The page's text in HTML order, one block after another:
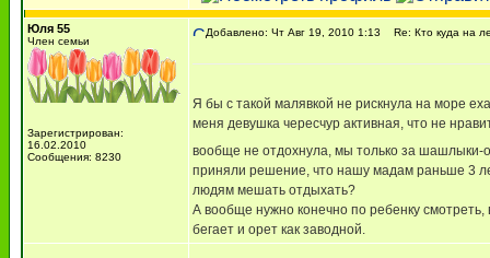
Юля 55
Член семьи
Зарегистрирован:
16.02.2010
Сообщения: 8230
Добавлено: Чт Авг 19, 2010 1:13 Re: Кто куда на
Я бы с такой малявкой не рискнула на море
меня девушка чересчур активная, что не
вообще не отдохнула, мы только за шашлыки-
приняли решение, что нашу мадам раньше 3
людям мешать отдыхать?
А вообще нужно конечно по ребенку смотреть,
бегает и орет как заводной.